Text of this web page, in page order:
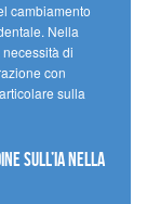
cambiamento
Nella
di
con
sulla
sull’IA nella